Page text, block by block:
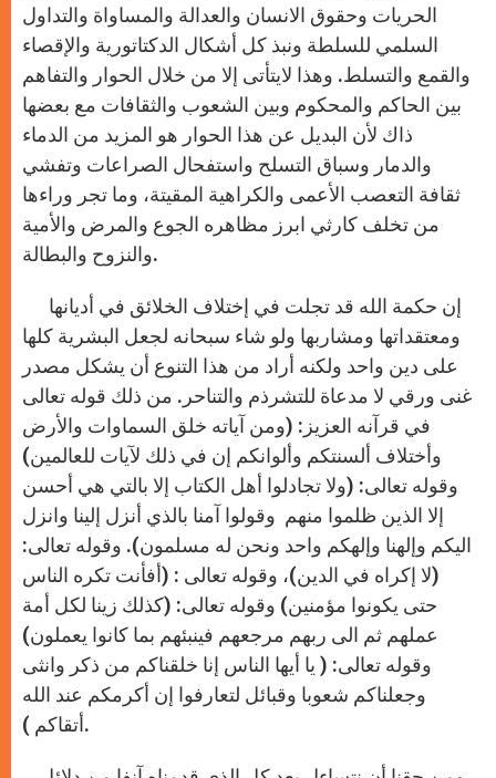
الحريات وحقوق الانسان والعدالة والمساواة والتداول
السلمي للسلطة ونبذ كل أشكال الدكتاتورية والإقصاء
والقمع والتسلط. وهذا لايتأتى إلا من خلال الحوار والتفاهم
بين الحاكم والمحكوم وبين الشعوب والثقافات مع بعضها
ذاك لأن البديل عن هذا الحوار هو المزيد من الدماء
والدمار وسباق التسلح واستفحال الصراعات وتفشي
ثقافة التعصب الأعمى والكراهية المقيتة، وما تجر وراءها
من تخلف كارثي ابرز مظاهره الجوع والمرض والأمية
والنزوح والبطالة.
ومعتقداتها ومشاربها ولو شاء سبحانه لجعل البشرية كلها
على دين واحد ولكنه أراد من هذا التنوع أن يشكل مصدر
غنى ورقي لا مدعاة للتشرذم والتناحر. من ذلك قوله تعالى
في قرآنه العزيز: (ومن آياته خلق السماوات والأرض
وأختلاف ألسنتكم وألوانكم إن في ذلك لآيات للعالمين)
وقوله تعالى: (ولا تجادلوا أهل الكتاب إلا بالتي هي أحسن
إلا الذين ظلموا منهم وقولوا آمنا بالذي أنزل إلينا وانزل
اليكم وإلهنا وإلهكم واحد ونحن له مسلمون). وقوله تعالى:
(لا إكراه في الدين)، وقوله تعالى : (أفأنت تكره الناس
حتى يكونوا مؤمنين) وقوله تعالى: (كذلك زينا لكل أمة
عملهم ثم الى ربهم مرجعهم فينبئهم بما كانوا يعملون)
وقوله تعالى: ( يا أيها الناس إنا خلقناكم من ذكر وانثى
وجعلناكم شعوبا وقبائل لتعارفوا إن أكرمكم عند الله
أتقاكم ).